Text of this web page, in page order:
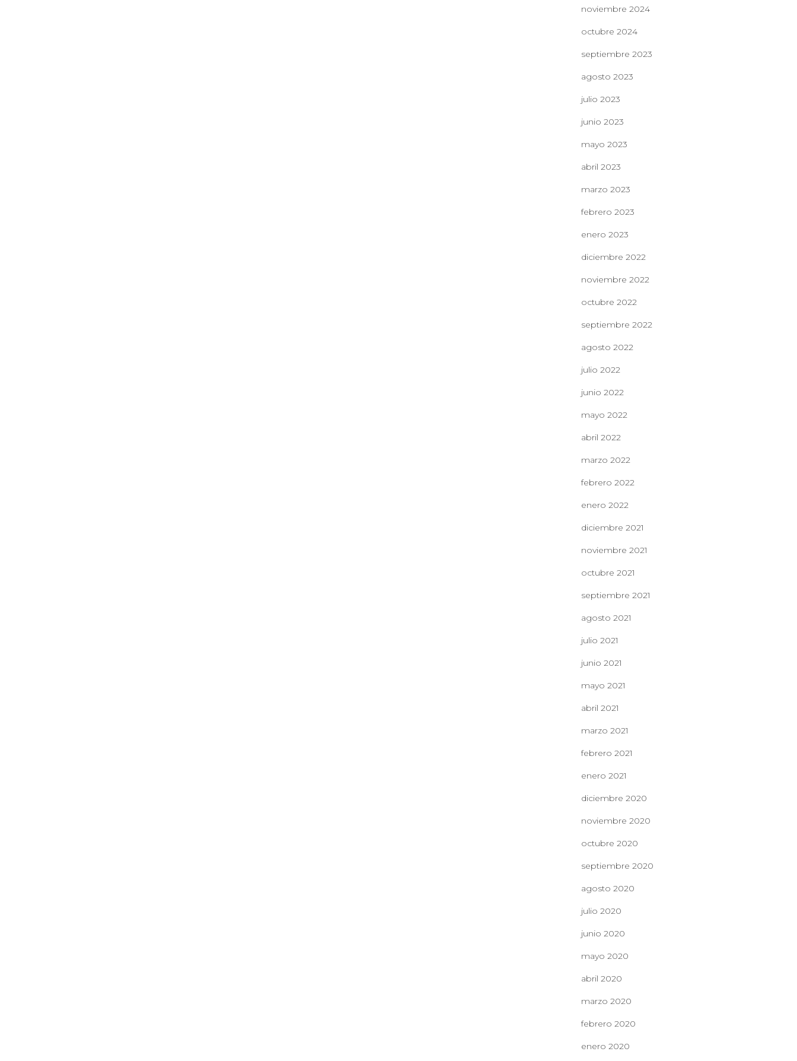
noviembre 2024
octubre 2024
septiembre 2023
agosto 2023
julio 2023
junio 2023
mayo 2023
abril 2023
marzo 2023
febrero 2023
enero 2023
diciembre 2022
noviembre 2022
octubre 2022
septiembre 2022
agosto 2022
julio 2022
junio 2022
mayo 2022
abril 2022
marzo 2022
febrero 2022
enero 2022
diciembre 2021
noviembre 2021
octubre 2021
septiembre 2021
agosto 2021
julio 2021
junio 2021
mayo 2021
abril 2021
marzo 2021
febrero 2021
enero 2021
diciembre 2020
noviembre 2020
octubre 2020
septiembre 2020
agosto 2020
julio 2020
junio 2020
mayo 2020
abril 2020
marzo 2020
febrero 2020
enero 2020